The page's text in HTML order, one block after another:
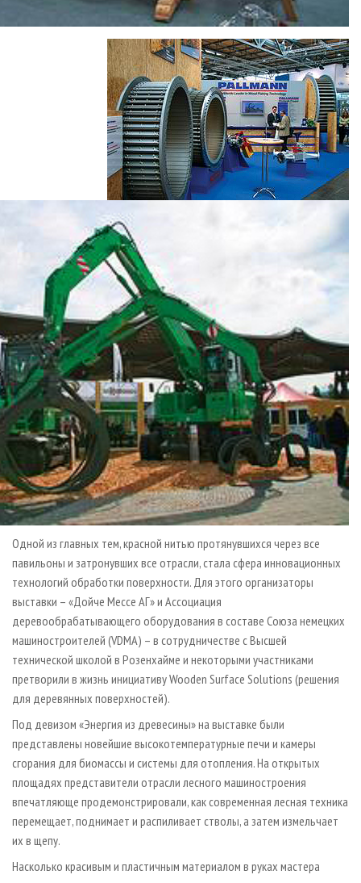
Одной из главных тем, красной нитью протянувшихся через все
павильоны и затронувших все отрасли, стала сфера инновационных
технологий обработки поверхности. Для этого организаторы
выставки – «Дойче Мессе АГ» и Ассоциация
деревообрабатывающего оборудования в составе Союза немецких
машиностроителей (VDMA) – в сотрудничестве с Высшей
технической школой в Розенхайме и некоторыми участниками
претворили в жизнь инициативу Wooden Surface Solutions (решения
для деревянных поверхностей).
Под девизом «Энергия из древесины» на выставке были
представлены новейшие высокотемпературные печи и камеры
сгорания для биомассы и системы для отопления. На открытых
площадях представители отрасли лесного машиностроения
впечатляюще продемонстрировали, как современная лесная техника
перемещает, поднимает и распиливает стволы, а затем измельчает
их в щепу.
Насколько красивым и пластичным материалом в руках мастера